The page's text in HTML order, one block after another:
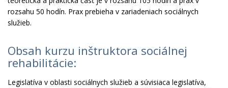
rozsahu 50 hodín. Prax prebieha v zariadeniach sociálnych
služieb.
Obsah kurzu inštruktora sociálnej
rehabilitácie:
Legislatíva v oblasti sociálnych služieb a súvisiaca legislatíva,